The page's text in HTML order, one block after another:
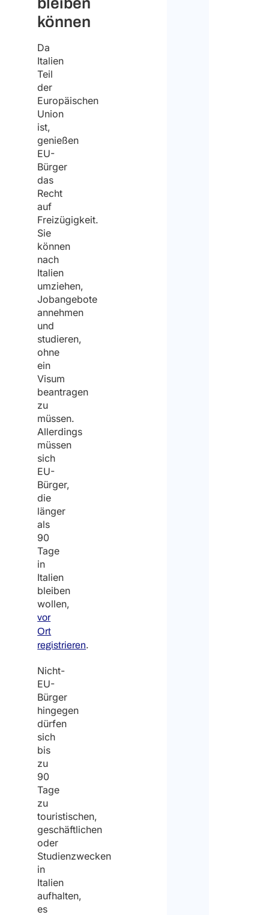
können
Da
Italien
Teil
der
Europäischen
Union
ist,
genießen
EU-
Bürger
das
Recht
auf
Freizügigkeit.
Sie
können
nach
Italien
umziehen,
Jobangebote
annehmen
und
studieren,
ohne
ein
Visum
beantragen
zu
müssen.
Allerdings
müssen
sich
EU-
Bürger,
die
länger
als
90
Tage
in
Italien
bleiben
wollen,
vor
Ort
registrieren.
Nicht-
EU-
Bürger
hingegen
dürfen
sich
bis
zu
90
Tage
zu
touristischen,
geschäftlichen
oder
Studienzwecken
in
Italien
aufhalten,
es